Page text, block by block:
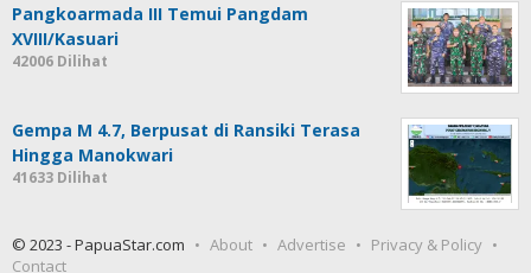
Pangkoarmada III Temui Pangdam
XVIII/Kasuari
42006 Dilihat
Gempa M 4.7, Berpusat di Ransiki Terasa
Hingga Manokwari
41633 Dilihat
© 2023 - PapuaStar.com About Advertise
Privacy & Policy
Contact